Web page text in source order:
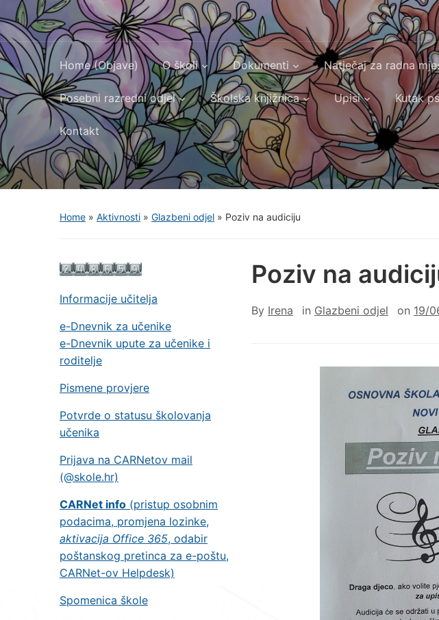
Home (Objave) O školi Dokumenti Natječaj za radna
Posebni razredni odjel Školska knjižnica Upisi Kutak
Kontakt
Home » Aktivnosti » Glazbeni odjel » Poziv na audiciju
Informacije učitelja
e-Dnevnik za učenike
e-Dnevnik upute za učenike i
roditelje
Pismene provjere
Potvrde o statusu školovanja
učenika
Prijava na CARNetov mail
(@skole.hr)
CARNet info (pristup osobnim
podacima, promjena lozinke,
aktivacija Office 365, odabir
poštanskog pretinca za e-poštu,
CARNet-ov Helpdesk)
Spomenica škole
Poziv na
By Irena in Glazbeni odjel on 19/